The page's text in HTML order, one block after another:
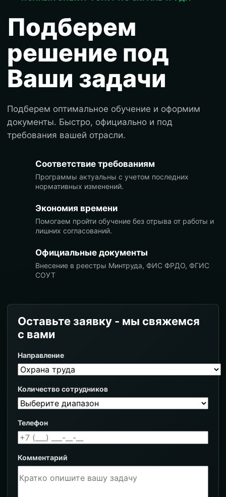
Подберем
решение под
Ваши задачи
Подберем оптимальное обучение и оформим
документы. Быстро, официально и под
требования вашей отрасли.
Соответствие требованиям
Программы актуальны с учетом последних
нормативных изменений.
Экономия времени
Помогаем пройти обучение без отрыва от работы и
лишних согласований.
Официальные документы
Внесение в реестры Минтруда, ФИС ФРДО, ФГИС
СОУТ
Оставьте заявку - мы свяжемся
с вами
Направление
Количество сотрудников
Телефон
Комментарий